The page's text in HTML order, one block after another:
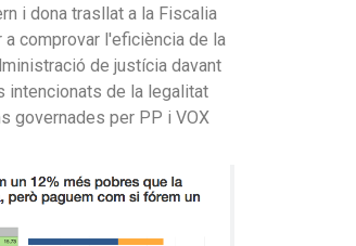
i dona trasllat a la Fiscalia
comprovar l'eficiència de la
de justícia davant
intencionats de la legalitat
governades per PP i VOX